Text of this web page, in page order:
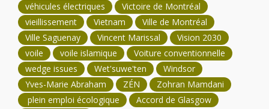
véhicules électriques
Victoire de Montréal
vieillissement
Vietnam
Ville de Montréal
Ville Saguenay
Vincent Marissal
Vision 2030
voile
voile islamique
Voiture conventionnelle
wedge issues
Wet'suwe'ten
Windsor
Yves-Marie Abraham
ZÉN
Zohran Mamdani
plein emploi écologique
Accord de Glasgow